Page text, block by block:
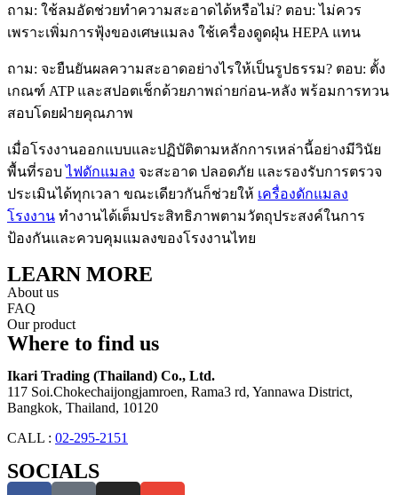
ถาม: ใช้ลมอัดช่วยทำความสะอาดได้หรือไม่? ตอบ: ไม่ควร
เพราะเพิ่มการฟุ้งของเศษแมลง ใช้เครื่องดูดฝุ่น HEPA แทน
ถาม: จะยืนยันผลความสะอาดอย่างไรให้เป็นรูปธรรม? ตอบ: ตั้ง
เกณฑ์ ATP และสปอตเช็กด้วยภาพถ่ายก่อน-หลัง พร้อมการทวน
สอบโดยฝ่ายคุณภาพ
เมื่อโรงงานออกแบบและปฏิบัติตามหลักการเหล่านี้อย่างมีวินัย
พื้นที่รอบไฟดักแมลง จะสะอาด ปลอดภัย และรองรับการตรวจ
ประเมินได้ทุกเวลา ขณะเดียวกันก็ช่วยให้ เครื่องดักแมลง
โรงงาน ทำงานได้เต็มประสิทธิภาพตามวัตถุประสงค์ในการ
ป้องกันและควบคุมแมลงของโรงงานไทย
LEARN MORE
About us
FAQ
Our product
Where to find us
Ikari Trading (Thailand) Co., Ltd.
117 Soi.Chokechaijongjamroen, Rama3 rd, Yannawa District,
Bangkok, Thailand, 10120
CALL : 02-295-2151
SOCIALS